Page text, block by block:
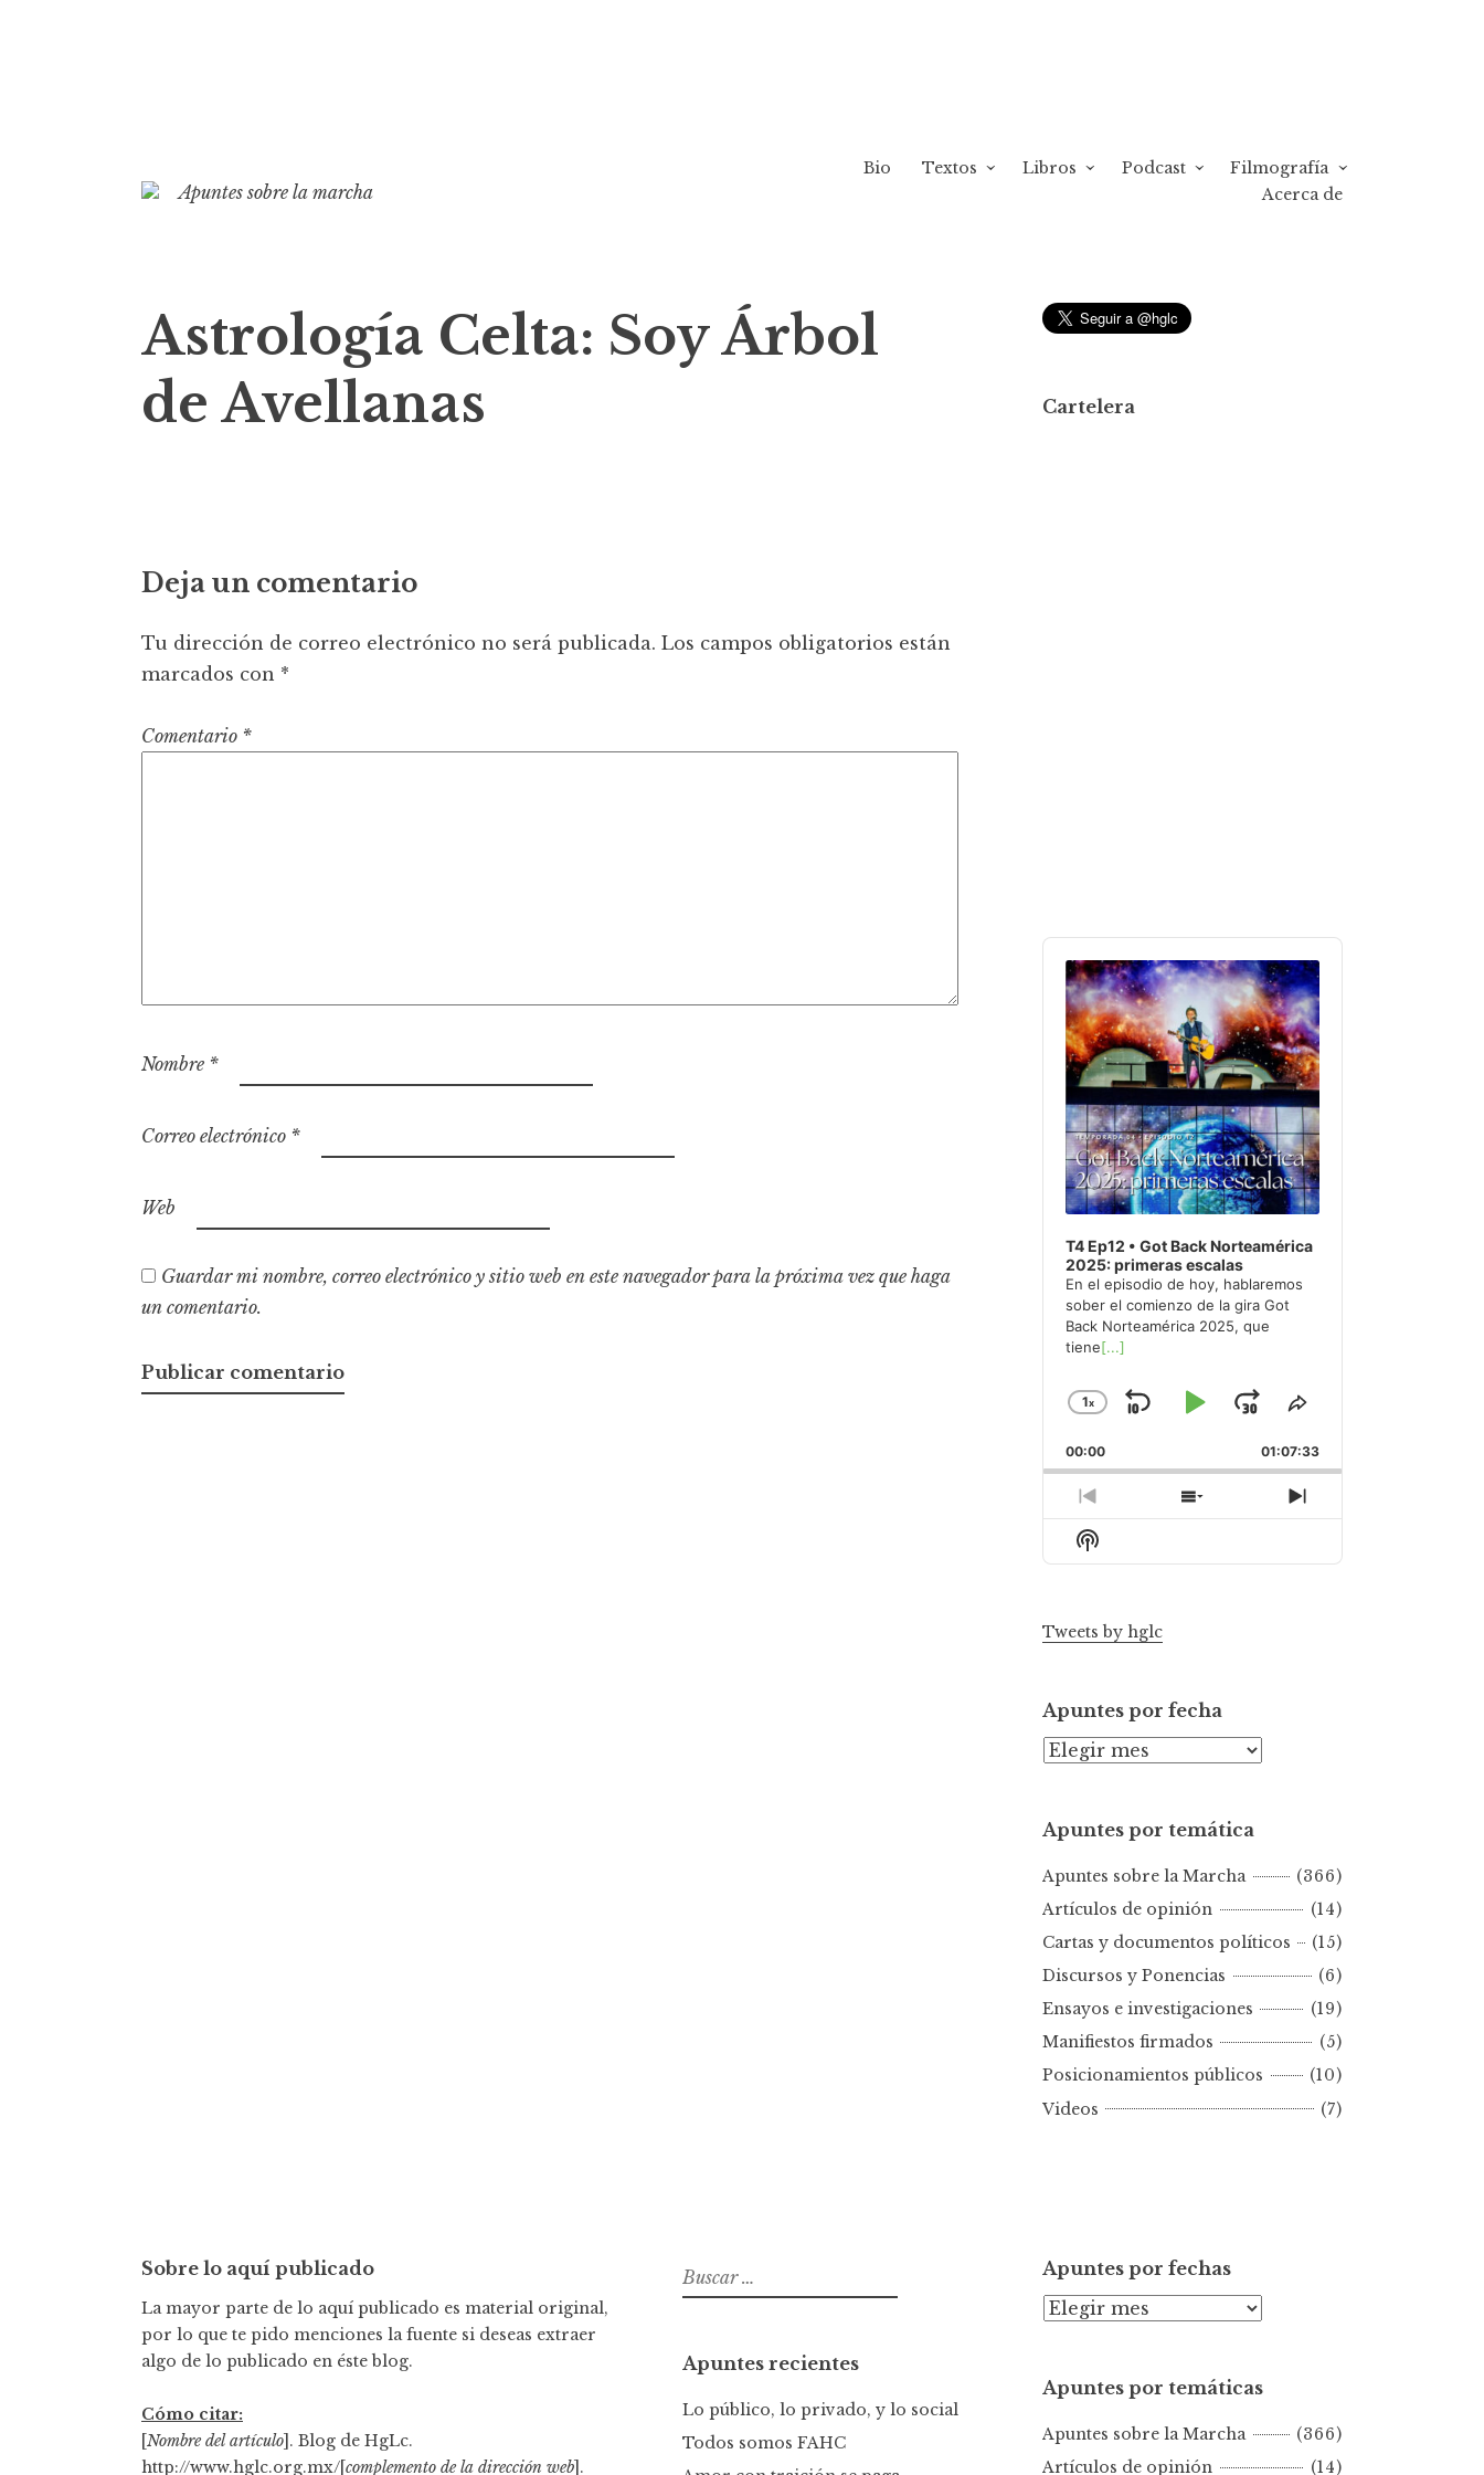
i
o
t
Apuntes sobre la marcha
Bio Textos Libros Podcast
Filmografía
Acerca de
Astrología Celta: Soy Árbol
de Avellanas
Deja un comentario
Tu dirección de correo electrónico no será publicada. Los campos obligatorios están
marcados con *
Comentario *
Nombre *
Correo electrónico *
Web
Guardar mi nombre, correo electrónico y sitio web en este navegador para la próxima vez que haga
un comentario.
Cartelera
Audio
Player
T4 Ep12 • Got Back Norteamérica
2025: primeras escalas
En el episodio de hoy, hablaremos
sober el comienzo de la gira Got
Back Norteamérica 2025, que
tiene[...]
Change
Rate
1x
Skip
Backward
Play
Pause
Jump
Forward
Share
Episode
00:00 01:07:33
Previous
Episode
Show
Episodes
Next
Episode
Show
Podcast
Tweets by hglc
Apuntes por fecha
A
n
e
s
p
f
e
c
a
Apuntes por temática
Apuntes sobre la Marcha
(366)
Artículos de opinión
(14)
Cartas y documentos políticos
(15)
Discursos y Ponencias
(6)
Ensayos e investigaciones
(19)
Manifiestos firmados
(5)
Posicionamientos públicos
(10)
Videos
(7)
Sobre lo aquí publicado
La mayor parte de lo aquí publicado es material original,
por lo que te pido menciones la fuente si deseas extraer
algo de lo publicado en éste blog.
Cómo citar:
[Nombre del artículo]. Blog de HgLc.
http://www.hglc.org.mx/[complemento de la dirección web].
B
u
a
r
Apuntes recientes
Lo público, lo privado, y lo social
Todos somos FAHC
Apuntes por fechas
A
n
e
s
Apuntes por temáticas
Apuntes sobre la Marcha
(366)
Artículos de opinión
(14)